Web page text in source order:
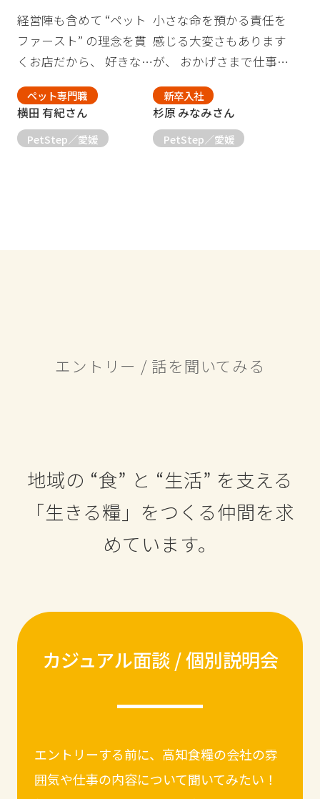
経営陣も含めて “ペット
ファースト” の理念を貫
くお店だから、 好きな
できる
ペット専門職
横田 有紀さん
PetStep／愛媛
小さな命を預かる責任を
感じる大変さもあります
が、 おかげさまで仕事
新卒入社
杉原 みなみさん
PetStep／愛媛
エントリー / 話を聞いてみる
地域の “食” と “生活” を支える
「生きる糧」をつくる仲間を求
めています。
カジュアル面談 / 個別説明会
エントリーする前に、高知食糧の会社の雰
囲気や仕事の内容について聞いてみたい！